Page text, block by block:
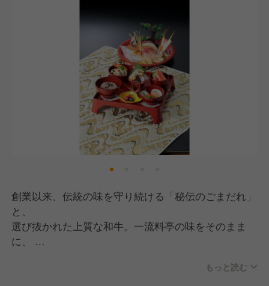
創業以来、伝統の味を守り続ける「秘伝のごまだれ」
と、
選び抜かれた上質な和牛。一流料亭の味をそのまま
に、
もっと読む